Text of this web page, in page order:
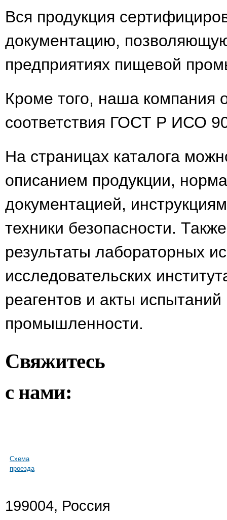
Вся продукция
документацию,
предприятиях пищевой
Кроме того, наша компания
соответствия ГОСТ Р ИСО
На страницах каталога
описанием продукции,
документацией,
техники безопасности.
результаты лабораторных
исследовательских
реагентов и акты
промышленности.
Свяжитесь
с нами:
Схема
проезда
199004, Россия